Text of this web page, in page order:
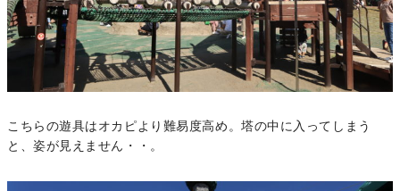
こちらの遊具はオカピより難易度高め。塔の中に入ってしまう
と、姿が見えません・・。